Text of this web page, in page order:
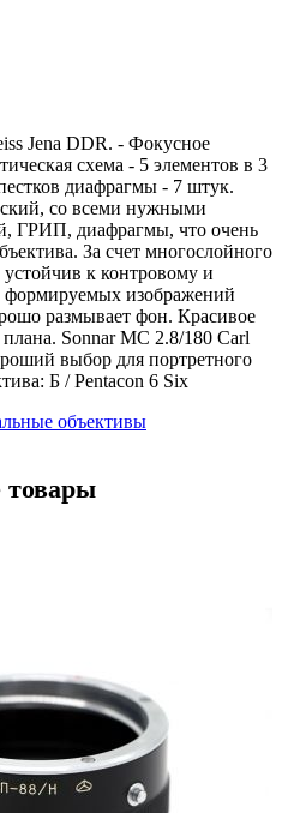
Jena DDR. - Фокусное
схема - 5 элементов в 3
диафрагмы - 7 штук.
со всеми нужными
ГРИП, диафрагмы, что очень
За счет многослойного
устойчив к контровому и
формируемых изображений
размывает фон. Красивое
плана. Sonnar МС 2.8/180 Carl
выбор для портретного
Б / Pentacon 6 Six
объективы